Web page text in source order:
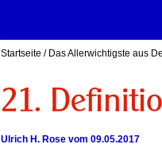
Startseite / Das Allerwichtigste aus
Ulrich H. Rose vom 09.05.2017